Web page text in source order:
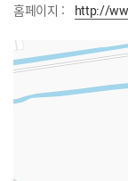
홈페이지 :
http://